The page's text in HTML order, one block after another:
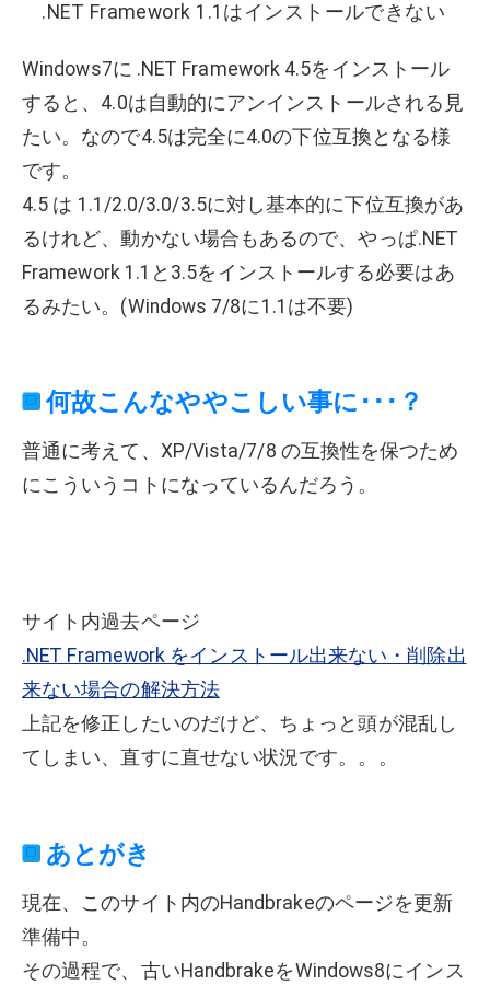
.NET Framework 1.1はインストールできない
Windows7に .NET Framework 4.5をインストール
すると、4.0は自動的にアンインストールされる見
たい。なので4.5は完全に4.0の下位互換となる様
です。
4.5 は 1.1/2.0/3.0/3.5に対し基本的に下位互換があ
るけれど、動かない場合もあるので、やっぱ.NET
Framework 1.1と3.5をインストールする必要はあ
るみたい。(Windows 7/8に1.1は不要)
何故こんなややこしい事に･･･？
普通に考えて、XP/Vista/7/8 の互換性を保つため
にこういうコトになっているんだろう。
サイト内過去ページ
.NET Framework をインストール出来ない・削除出
来ない場合の解決方法
上記を修正したいのだけど、ちょっと頭が混乱し
てしまい、直すに直せない状況です。。。
あとがき
現在、このサイト内のHandbrakeのページを更新
準備中。
その過程で、古いHandbrakeをWindows8にインス